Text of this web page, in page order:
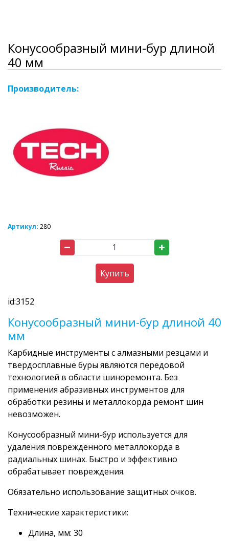
Конусообразный мини-бур длиной
40 мм
Производитель:
Артикул: 280
Купить
id:3152
Конусообразный мини-бур длиной 40
мм
Карбидные инструменты с алмазными резцами и
твердосплавные буры являются передовой
технологией в области шиноремонта. Без
применения абразивных инструментов для
обработки резины и металлокорда ремонт шин
невозможен.
Конусообразный мини-бур используется для
удаления поврежденного металлокорда в
радиальных шинах. Быстро и эффективно
обрабатывает повреждения.
Обязательно использование защитных очков.
Технические характеристики:
Длина, мм: 30